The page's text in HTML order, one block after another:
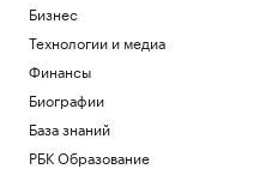
Бизнес
Технологии и медиа
Финансы
Биографии
База знаний
РБК Образование